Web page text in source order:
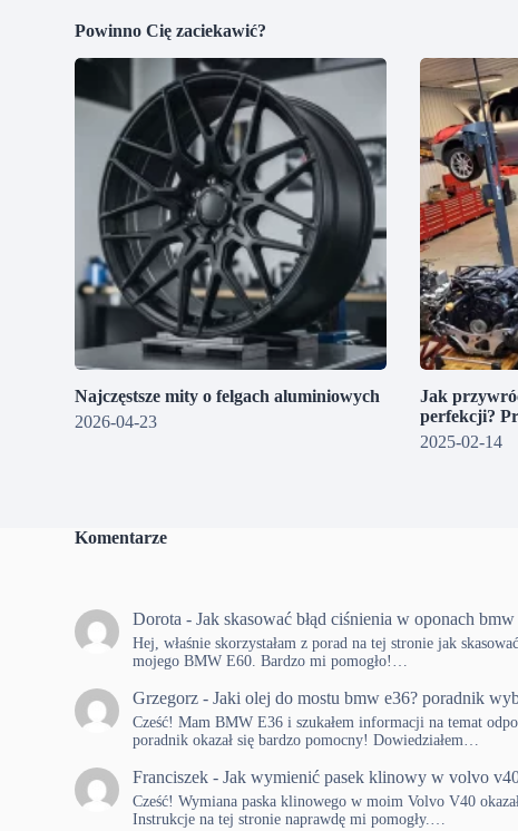
Powinno Cię zaciekawić?
Najczęstsze mity o felgach aluminiowych
2026-04-23
Jak
perfekcji?
2025-02-14
Komentarze
Dorota -Jak skasować błąd ciśnienia w oponach bmw
Hej, właśnie skorzystałam z porad na tej stronie jak
mojego BMW E60. Bardzo mi pomogło!…
Grzegorz -Jaki olej do mostu bmw e36? poradnik
Cześć! Mam BMW E36 i szukałem informacji na temat
poradnik okazał się bardzo pomocny! Dowiedziałem…
Franciszek -Jak wymienić pasek klinowy w volvo
Cześć! Wymiana paska klinowego w moim Volvo V40
Instrukcje na tej stronie naprawdę mi pomogły.…